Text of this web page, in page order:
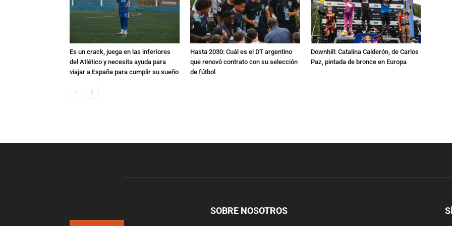
Es un crack, juega en las inferiores
del Atlético y necesita ayuda para
viajar a España para cumplir su sueño
Hasta 2030: Cuál es el DT argentino
que renovó contrato con su selección
de fútbol
Downhill: Catalina Calderón, de Carlos
Paz, pintada de bronce en Europa
SOBRE NOSOTROS